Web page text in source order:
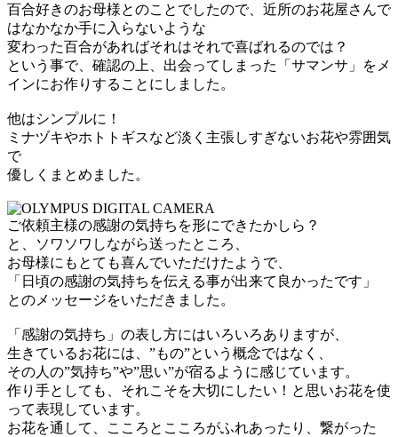
百合好きのお母様とのことでしたので、近所のお花屋さんで
はなかなか手に入らないような
変わった百合があればそれはそれで喜ばれるのでは？
という事で、確認の上、出会ってしまった「サマンサ」をメ
インにお作りすることにしました。
他はシンプルに！
ミナヅキやホトトギスなど淡く主張しすぎないお花や雰囲気
で
優しくまとめました。
ご依頼主様の感謝の気持ちを形にできたかしら？
と、ソワソワしながら送ったところ、
お母様にもとても喜んでいただけたようで、
「日頃の感謝の気持ちを伝える事が出来て良かったです」
とのメッセージをいただきました。
「感謝の気持ち」の表し方にはいろいろありますが、
生きているお花には、”もの”という概念ではなく、
その人の”気持ち”や”思い”が宿るように感じています。
作り手としても、それこそを大切にしたい！と思いお花を使
って表現しています。
お花を通して、こころとこころがふれあったり、繋がった